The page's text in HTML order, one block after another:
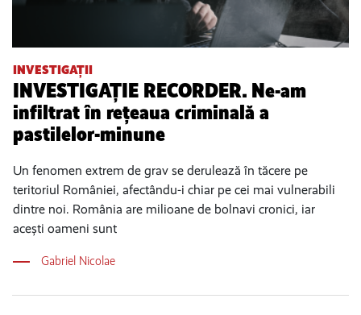
INVESTIGAȚII
INVESTIGAȚIE RECORDER. Ne-am
infiltrat în rețeaua criminală a
pastilelor-minune
Un fenomen extrem de grav se derulează în tăcere pe
teritoriul României, afectându-i chiar pe cei mai vulnerabili
dintre noi. România are milioane de bolnavi cronici, iar
acești oameni sunt
Gabriel Nicolae